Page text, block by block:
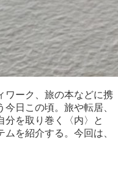
ワーク、旅の本などに携
日この頃。旅や転居、
分を取り巻く〈内〉と
ムを紹介する。今回は、